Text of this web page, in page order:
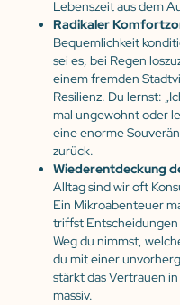
Lebenszeit aus dem
Radikaler
Bequemlichkeit
sei es, bei Regen
einem fremden
Resilienz. Du lernst:
mal ungewohnt oder
eine enorme
zurück.
Wiederentdeckung
Alltag sind wir oft
Ein Mikroabenteuer
triffst
Weg du nimmst,
du mit einer
stärkt das Vertrauen
massiv.